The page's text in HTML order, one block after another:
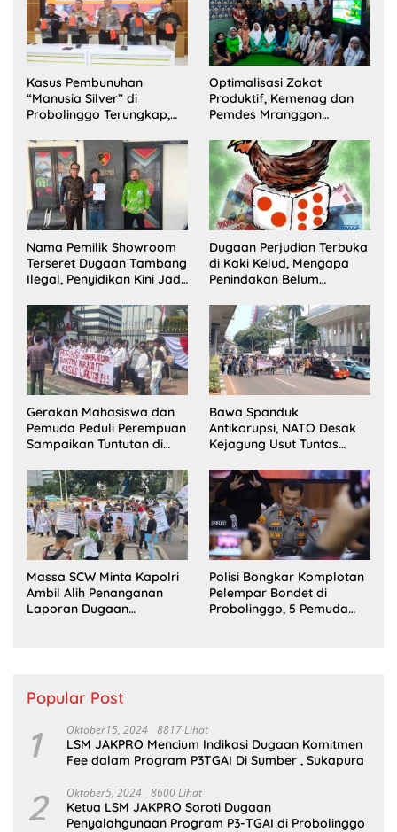
Kasus Pembunuhan
“Manusia Silver” di
Probolinggo Terungkap,
Satu Buron
Optimalisasi Zakat
Produktif, Kemenag dan
Pemdes Mranggon
Pelaksana Kampung
Zakat
Nama Pemilik Showroom
Terseret Dugaan Tambang
Ilegal, Penyidikan Kini Jadi
Dugaan Perjudian Terbuka
di Kaki Kelud, Mengapa
Penindakan Belum
Gerakan Mahasiswa dan
Pemuda Peduli Perempuan
Sampaikan Tuntutan di
Bawa Spanduk
Antikorupsi, NATO Desak
Kejagung Usut Tuntas
Massa SCW Minta Kapolri
Ambil Alih Penanganan
Laporan Dugaan
Polisi Bongkar Komplotan
Pelempar Bondet di
Probolinggo, 5 Pemuda
Popular Post
1 Oktober15, 2024 8817 Lihat
LSM JAKPRO Mencium Indikasi Dugaan Komitmen
Fee dalam Program P3TGAI Di Sumber , Sukapura
2 Oktober5, 2024 8600 Lihat
Ketua LSM JAKPRO Soroti Dugaan
Penyalahgunaan Program P3-TGAI di Probolinggo